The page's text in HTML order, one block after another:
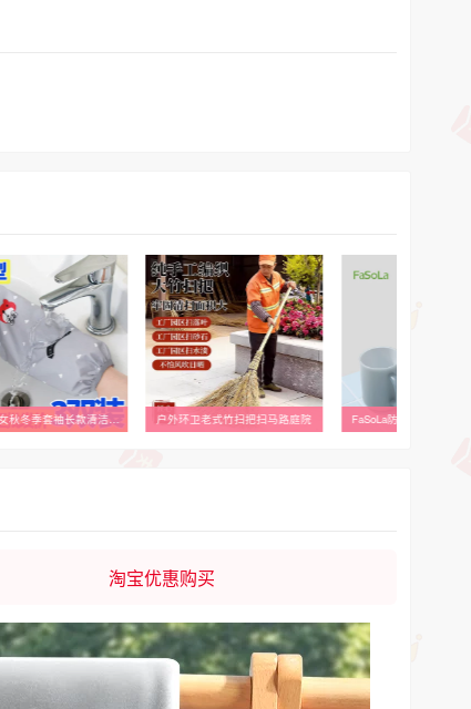
防水袖套女秋冬季套袖长款清洁工作厨房防脏防污可爱儿童袖头新款 户外环卫老式竹扫把扫马路庭院 FaSoLa防霉抗菌漱口杯
淘宝优惠购买